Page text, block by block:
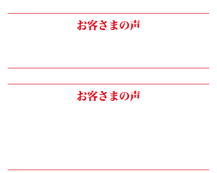
お客さまの声
お客さまの声